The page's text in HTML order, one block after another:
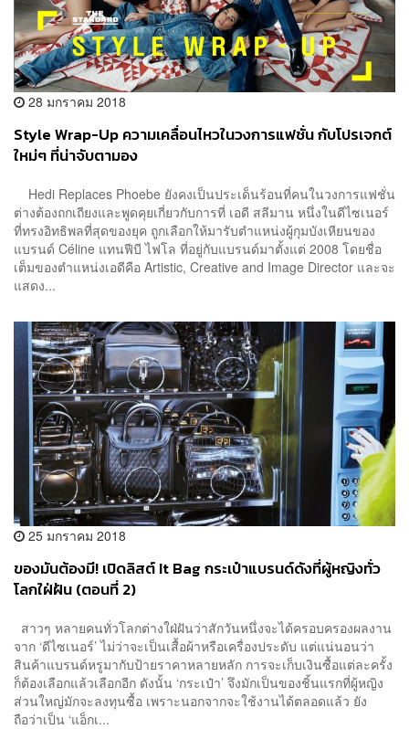
28 มกราคม 2018
Style Wrap-Up ความเคลื่อนไหวในวงการแฟชั่น กับโปรเจกต์
ใหม่ๆ ที่น่าจับตามอง
Hedi Replaces Phoebe ยังคงเป็นประเด็นร้อนที่คนในวงการแฟชั่น
ต่างต้องถกเถียงและพูดคุยเกี่ยวกับการที่ เอดี สลีมาน หนึ่งในดีไซเนอร์
ที่ทรงอิทธิพลที่สุดของยุค ถูกเลือกให้มารับตำแหน่งผู้กุมบังเหียนของ
แบรนด์ Céline แทนฟีบี ไฟโล ที่อยู่กับแบรนด์มาตั้งแต่ 2008 โดยชื่อ
เต็มของตำแหน่งเอดีคือ Artistic, Creative and Image Director และจะ
แสดง...
25 มกราคม 2018
ของมันต้องมี! เปิดลิสต์ It Bag กระเป๋าแบรนด์ดังที่ผู้หญิงทั่ว
โลกใฝ่ฝัน (ตอนที่ 2)
สาวๆ หลายคนทั่วโลกต่างใฝ่ฝันว่าสักวันหนึ่งจะได้ครอบครองผลงาน
จาก ‘ดีไซเนอร์’ ไม่ว่าจะเป็นเสื้อผ้าหรือเครื่องประดับ แต่แน่นอนว่า
สินค้าแบรนด์หรูมากับป้ายราคาหลายหลัก การจะเก็บเงินซื้อแต่ละครั้ง
ก็ต้องเลือกแล้วเลือกอีก ดังนั้น ‘กระเป๋า’ จึงมักเป็นของชิ้นแรกที่ผู้หญิง
ส่วนใหญ่มักจะลงทุนซื้อ เพราะนอกจากจะใช้งานได้ตลอดแล้ว ยัง
ถือว่าเป็น ‘แอ็กเ...